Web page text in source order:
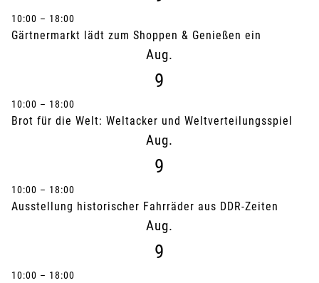
10:00 – 18:00
Gärtnermarkt lädt zum Shoppen & Genießen ein
Aug.
9
10:00 – 18:00
Brot für die Welt: Weltacker und Weltverteilungsspiel
Aug.
9
10:00 – 18:00
Ausstellung historischer Fahrräder aus DDR-Zeiten
Aug.
9
10:00 – 18:00